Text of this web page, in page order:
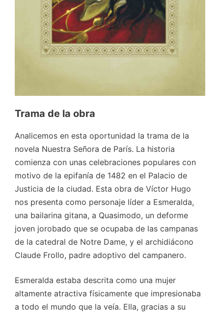
Trama de la obra
Analicemos en esta oportunidad la trama de la
novela Nuestra Señora de París. La historia
comienza con unas celebraciones populares con
motivo de la epifanía de 1482 en el Palacio de
Justicia de la ciudad. Esta obra de Víctor Hugo
nos presenta como personaje líder a Esmeralda,
una bailarina gitana, a Quasimodo, un deforme
joven jorobado que se ocupaba de las campanas
de la catedral de Notre Dame, y el archidiácono
Claude Frollo, padre adoptivo del campanero.
Esmeralda estaba descrita como una mujer
altamente atractiva físicamente que impresionaba
a todo el mundo que la veía. Ella, gracias a su